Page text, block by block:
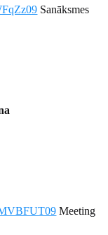
Sanāksmes
Meeting